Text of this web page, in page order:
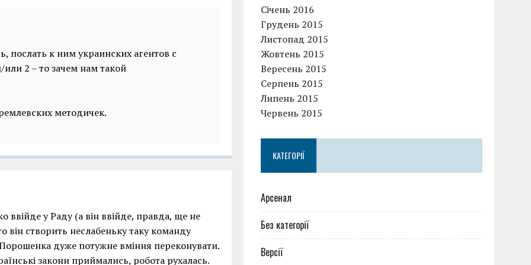
послать к ним украинских агентов с
2 – то зачем нам такой
методичек.
ввійде у Раду (а він ввійде, правда, ще не
він створить неслабеньку таку команду
дуже потужне вміння переконувати.
закони приймались, робота рухалась.
Січень 2016
Грудень 2015
Листопад 2015
Жовтень 2015
Вересень 2015
Серпень 2015
Липень 2015
Червень 2015
КАТЕГОРІЇ
Арсенал
Без категорії
Версії